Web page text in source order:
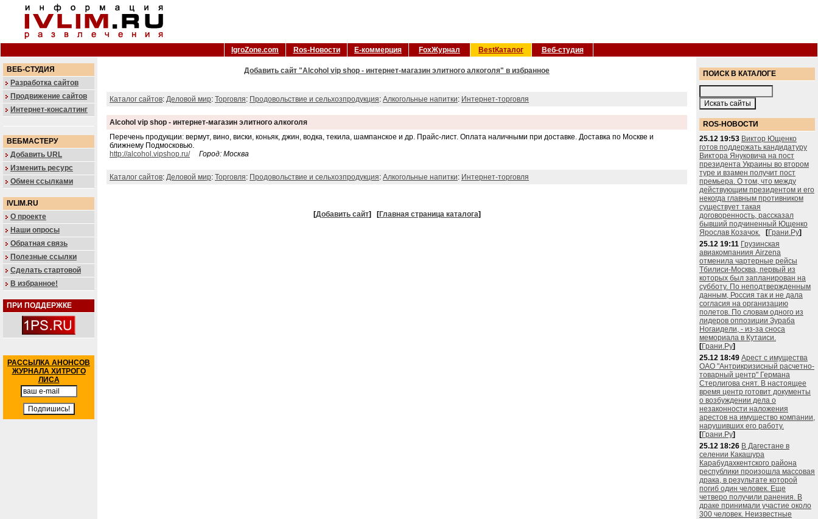
IgroZone.com Ros-Новости Е-коммерция FoxЖурнал BestКаталог Веб-студия
ВЕБ-СТУДИЯ
Разработка сайтов
Продвижение сайтов
Интернет-консалтинг
ВЕБМАСТЕРУ
Добавить URL
Изменить ресурс
Обмен ссылками
IVLIM.RU
О проекте
Наши опросы
Обратная связь
Полезные ссылки
Сделать стартовой
В избранное!
ПРИ ПОДДЕРЖКЕ
РАССЫЛКА АНОНСОВ
ЖУРНАЛА ХИТРОГО
ЛИСА
Добавить сайт "Alcohol vip shop - интернет-магазин элитного алкоголя" в избранное
Каталог сайтов: Деловой мир: Торговля: Продовольствие и сельхозпродукция: Алкогольные напитки: Интернет-торговля
Alcohol vip shop - интернет-магазин элитного алкоголя
Перечень продукции: вермут, вино, виски, коньяк, джин, водка, текила, шампанское и др. Прайс-лист. Оплата наличными при доставке. Доставка по Москве и
ближнему Подмосковью.
http://alcohol.vipshop.ru/
Город: Москва
Каталог сайтов: Деловой мир: Торговля: Продовольствие и сельхозпродукция: Алкогольные напитки: Интернет-торговля
[Добавить сайт] [Главная страница каталога]
ПОИСК В КАТАЛОГЕ
ROS-НОВОСТИ
25.12 19:53 Виктор Ющенко
готов поддержать кандидатуру
Виктора Януковича на пост
президента Украины во втором
туре и взамен получит пост
премьера. О том, что между
действующим президентом и его
некогда главным противником
существует такая
договоренность, рассказал
бывший подчиненный Ющенко
Ярослав Козачок.
[Грани.Ру]
25.12 19:11 Грузинская
авиакомпаниия Airzena
отменила чартерные рейсы
Тбилиси-Москва, первый из
которых был запланирован на
субботу. По неподтвержденным
данным, Россия так и не дала
согласия на организацию
полетов. По словам одного из
лидеров оппозиции Зураба
Ногаидели, - из-за сноса
мемориала в Кутаиси.
[Грани.Ру]
25.12 18:49 Арест с имущества
ОАО "Антрикризисный расчетно-
товарный центр" Германа
Стерлигова снят. В настоящее
время центр готовит документы
о возбуждении дела о
незаконности наложения
арестов на имущество компании,
нарушивших его работу.
[Грани.Ру]
25.12 18:26 В Дагестане в
селении Какашура
Карабудахкентского района
республики произошла массовая
драка, в результате которой
погиб один человек. Еще
четверо получили ранения. В
драке принимали участие около
300 человек. Неизвестные